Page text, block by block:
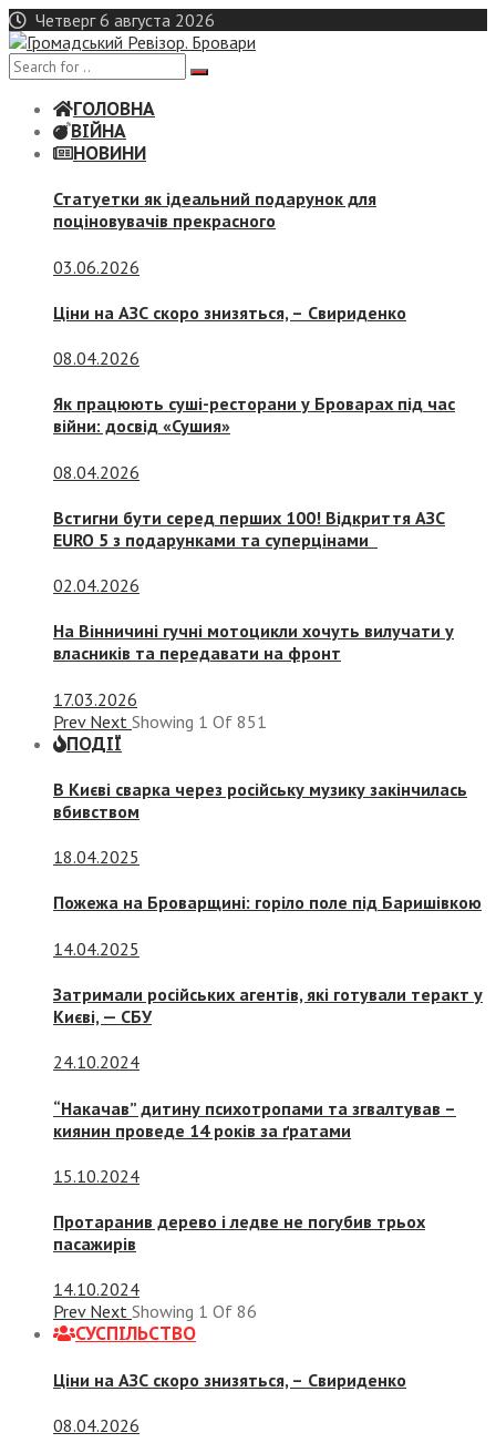
Skip
to
content
Четверг 6 августа 2026
ГОЛОВНА
ВІЙНА
НОВИНИ
Статуетки як ідеальний подарунок для
поціновувачів прекрасного
03.06.2026
Ціни на АЗС скоро знизяться, – Свириденко
08.04.2026
Як працюють суші-ресторани у Броварах під час
війни: досвід «Сушия»
08.04.2026
Встигни бути серед перших 100! Відкриття АЗС
EURO 5 з подарунками та суперцінами
02.04.2026
На Вінничині гучні мотоцикли хочуть вилучати у
власників та передавати на фронт
17.03.2026
Prev Next Showing 1 Of 851
ПОДІЇ
В Києві сварка через російську музику закінчилась
вбивством
18.04.2025
Пожежа на Броварщині: горіло поле під Баришівкою
14.04.2025
Затримали російських агентів, які готували теракт у
Києві, — СБУ
24.10.2024
“Накачав” дитину психотропами та згвалтував –
киянин проведе 14 років за ґратами
15.10.2024
Протаранив дерево і ледве не погубив трьох
пасажирів
14.10.2024
Prev Next Showing 1 Of 86
СУСПIЛЬСТВО
Ціни на АЗС скоро знизяться, – Свириденко
08.04.2026